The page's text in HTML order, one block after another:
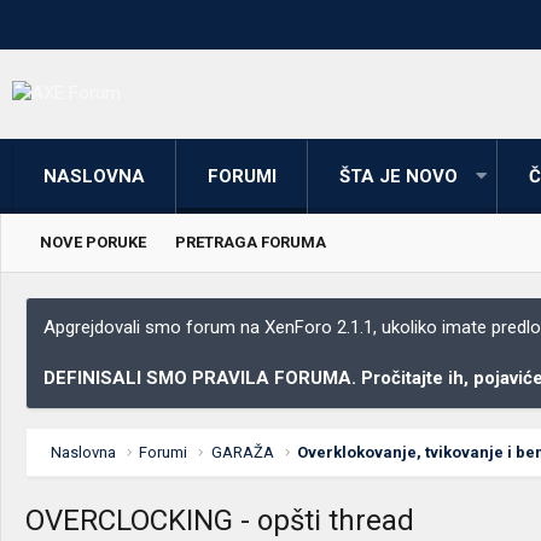
NASLOVNA FORUMI ŠTA JE NOVO
NOVE PORUKE PRETRAGA FORUMA
Apgrejdovali smo forum na XenForo 2.1.1, ukoliko imate
DEFINISALI SMO PRAVILA FORUMA. Pročitajte ih,
Naslovna Forumi GARAŽA Overklokovanje, tvikovanje i
OVERCLOCKING - opšti thread